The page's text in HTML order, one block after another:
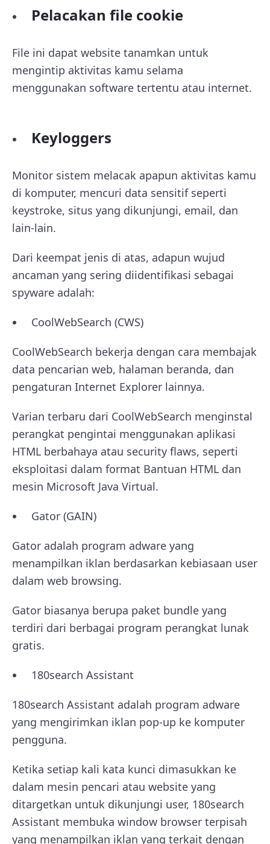
Pelacakan file cookie
File ini dapat website tanamkan untuk
mengintip aktivitas kamu selama
menggunakan software tertentu atau internet.
Keyloggers
Monitor sistem melacak apapun aktivitas kamu
di komputer, mencuri data sensitif seperti
keystroke, situs yang dikunjungi, email, dan
lain-lain.
Dari keempat jenis di atas, adapun wujud
ancaman yang sering diidentifikasi sebagai
spyware adalah:
CoolWebSearch (CWS)
CoolWebSearch bekerja dengan cara membajak
data pencarian web, halaman beranda, dan
pengaturan Internet Explorer lainnya.
Varian terbaru dari CoolWebSearch menginstal
perangkat pengintai menggunakan aplikasi
HTML berbahaya atau security flaws, seperti
eksploitasi dalam format Bantuan HTML dan
mesin Microsoft Java Virtual.
Gator (GAIN)
Gator adalah program adware yang
menampilkan iklan berdasarkan kebiasaan user
dalam web browsing.
Gator biasanya berupa paket bundle yang
terdiri dari berbagai program perangkat lunak
gratis.
180search Assistant
180search Assistant adalah program adware
yang mengirimkan iklan pop-up ke komputer
pengguna.
Ketika setiap kali kata kunci dimasukkan ke
dalam mesin pencari atau website yang
ditargetkan untuk dikunjungi user, 180search
Assistant membuka window browser terpisah
yang menampilkan iklan yang terkait dengan